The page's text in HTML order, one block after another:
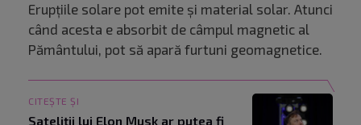
Erupțiile solare pot emite și material solar. Atunci
când acesta e absorbit de câmpul magnetic al
Pământului, pot să apară furtuni geomagnetice.
CITEȘTE ȘI
Sateliții lui Elon Musk ar putea fi